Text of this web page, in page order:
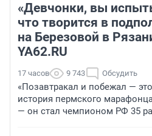
«Девчонки, вы
что творится в
на Березовой в
YA62.RU
17 часов 9 743 Обсудить
«Позавтракал и побежал —
история пермского
— он стал чемпионом РФ 35